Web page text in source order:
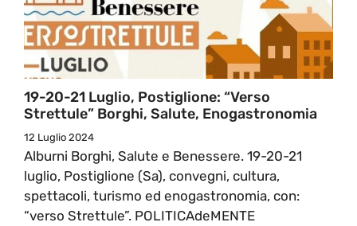
19-20-21 Luglio, Postiglione: “Verso
Strettule” Borghi, Salute, Enogastronomia
12 Luglio 2024
Alburni Borghi, Salute e Benessere. 19-20-21
luglio, Postiglione (Sa), convegni, cultura,
spettacoli, turismo ed enogastronomia, con:
“verso Strettule”. POLITICAdeMENTE